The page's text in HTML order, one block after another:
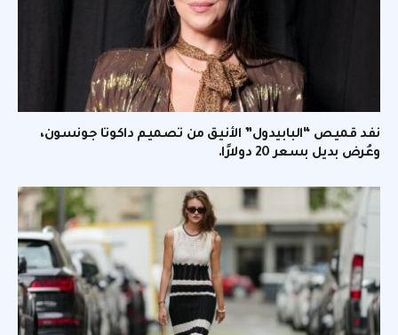
نفد قميص “البابيدول” الأنيق من تصميم داكوتا جونسون،
وعُرض بديل بسعر 20 دولارًا.